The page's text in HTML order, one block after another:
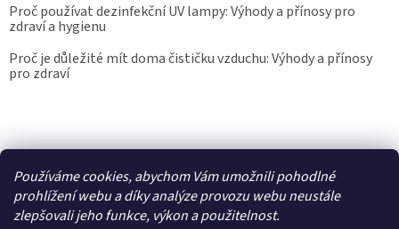
Používáme cookies, abychom Vám umožnili pohodlné
prohlížení webu a díky analýze provozu webu neustále
zlepšovali jeho funkce, výkon a použitelnost.
Proč používat dezinfekční UV lampy: Výhody a přínosy pro
zdraví a hygienu
Proč je důležité mít doma čističku vzduchu: Výhody a přínosy
pro zdraví